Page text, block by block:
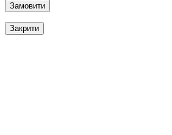
Замовити
Закрити